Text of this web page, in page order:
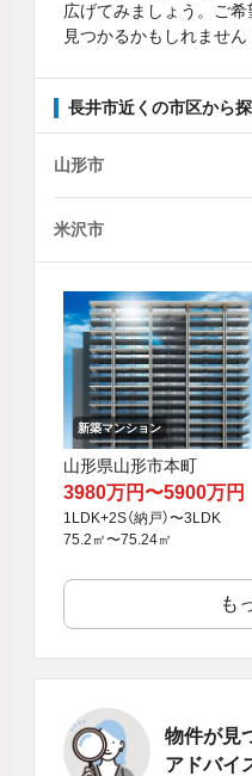
広げてみましょう。ご
見つかるかもしれません
長井市近くの市区から
山形市
米沢市
新築マンション
山形県山形市本町
3980万円〜5900万円
1LDK+2S（納戸）〜3LDK
75.2㎡〜75.24㎡
も
物件が見
アドバイ